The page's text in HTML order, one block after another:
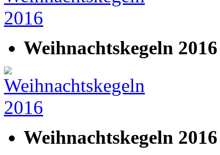
Weihnachtskegeln 2016
Weihnachtskegeln 2016